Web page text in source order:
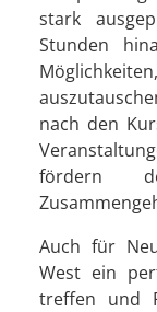
stark
Stunden
nach den
fördern
Auch für
West ein
treffen und